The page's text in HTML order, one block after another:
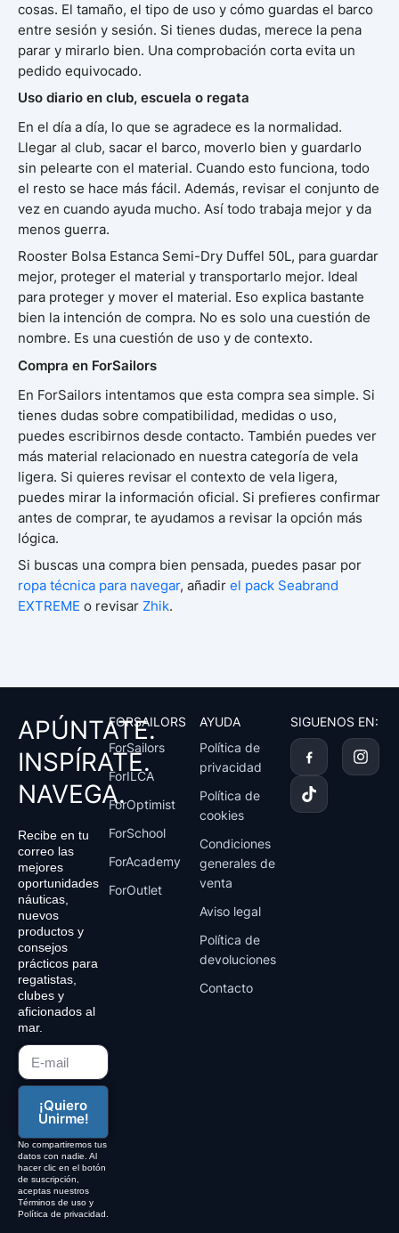
cosas. El tamaño, el tipo de uso y cómo guardas el barco
entre sesión y sesión. Si tienes dudas, merece la pena
parar y mirarlo bien. Una comprobación corta evita un
pedido equivocado.
Uso diario en club, escuela o regata
En el día a día, lo que se agradece es la normalidad.
Llegar al club, sacar el barco, moverlo bien y guardarlo
sin pelearte con el material. Cuando esto funciona, todo
el resto se hace más fácil. Además, revisar el conjunto de
vez en cuando ayuda mucho. Así todo trabaja mejor y da
menos guerra.
Rooster Bolsa Estanca Semi-Dry Duffel 50L, para guardar
mejor, proteger el material y transportarlo mejor. Ideal
para proteger y mover el material. Eso explica bastante
bien la intención de compra. No es solo una cuestión de
nombre. Es una cuestión de uso y de contexto.
Compra en ForSailors
En ForSailors intentamos que esta compra sea simple. Si
tienes dudas sobre compatibilidad, medidas o uso,
puedes escribirnos desde contacto. También puedes ver
más material relacionado en nuestra categoría de vela
ligera. Si quieres revisar el contexto de vela ligera,
puedes mirar la información oficial. Si prefieres confirmar
antes de comprar, te ayudamos a revisar la opción más
lógica.
Si buscas una compra bien pensada, puedes pasar por
ropa técnica para navegar, añadir el pack Seabrand
EXTREME o revisar Zhik.
APÚNTATE.
INSPÍRATE.
NAVEGA.
Recibe en tu
correo las
mejores
oportunidades
náuticas,
nuevos
productos y
consejos
prácticos para
regatistas,
clubes y
aficionados al
mar.
¡Quiero
Unirme!
No compartiremos tus
datos con nadie. Al
hacer clic en el botón
de suscripción,
aceptas nuestros
Términos de uso y
Política de privacidad.
FORSAILORS
ForSailors
ForILCA
ForOptimist
ForSchool
ForAcademy
ForOutlet
AYUDA
Política de
privacidad
Política de
cookies
Condiciones
generales de
venta
Aviso legal
Política de
devoluciones
Contacto
SIGUENOS EN:
I
n
s
i
t
o